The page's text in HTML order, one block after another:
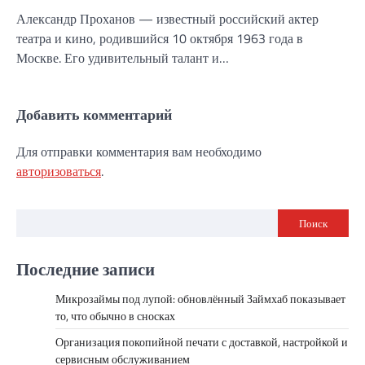
Александр Проханов — известный российский актер
театра и кино, родившийся 10 октября 1963 года в
Москве. Его удивительный талант и…
Добавить комментарий
Для отправки комментария вам необходимо
авторизоваться.
Поиск
Последние записи
Микрозаймы под лупой: обновлённый Займхаб показывает
то, что обычно в сносках
Организация покопийной печати с доставкой, настройкой и
сервисным обслуживанием